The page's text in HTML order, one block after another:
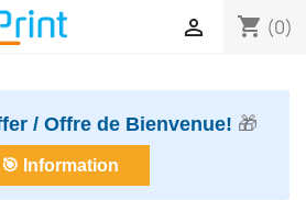
shopping_cart (0)

/ Offre de Bienvenue! 🎁
🎯 Information